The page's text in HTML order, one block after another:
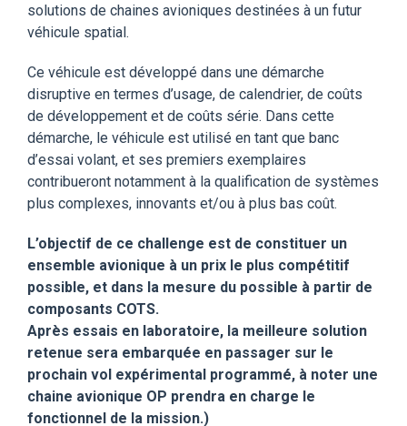
solutions de chaines avioniques destinées à un futur
véhicule spatial.
Ce véhicule est développé dans une démarche
disruptive en termes d’usage, de calendrier, de coûts
de développement et de coûts série. Dans cette
démarche, le véhicule est utilisé en tant que banc
d’essai volant, et ses premiers exemplaires
contribueront notamment à la qualification de systèmes
plus complexes, innovants et/ou à plus bas coût.
L’objectif de ce challenge est de constituer un
ensemble avionique à un prix le plus compétitif
possible, et dans la mesure du possible à partir de
composants COTS.
Après essais en laboratoire, la meilleure solution
retenue sera embarquée en passager sur le
prochain vol expérimental programmé, à noter une
chaine avionique OP prendra en charge le
fonctionnel de la mission.)